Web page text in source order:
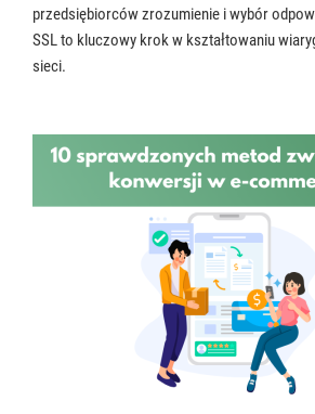
przedsiębiorców zrozumienie i wybór
SSL to kluczowy krok w kształtowaniu
sieci.